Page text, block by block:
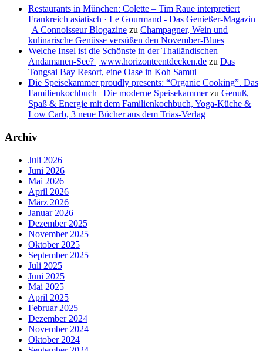
Restaurants in München: Colette – Tim Raue interpretiert
Frankreich asiatisch · Le Gourmand - Das Genießer-Magazin
| A Connoisseur Blogazine zu Champagner, Wein und
kulinarische Genüsse versüßen den November-Blues
Welche Insel ist die Schönste in der Thailändischen
Andamanen-See? | www.horizonteentdecken.de zu Das
Tongsai Bay Resort, eine Oase in Koh Samui
Die Speisekammer proudly presents: “Organic Cooking”. Das
Familienkochbuch | Die moderne Speisekammerzu Genuß,
Spaß & Energie mit dem Familienkochbuch, Yoga-Küche &
Low Carb, 3 neue Bücher aus dem Trias-Verlag
Archiv
Juli 2026
Juni 2026
Mai 2026
April 2026
März 2026
Januar 2026
Dezember 2025
November 2025
Oktober 2025
September 2025
Juli 2025
Juni 2025
Mai 2025
April 2025
Februar 2025
Dezember 2024
November 2024
Oktober 2024